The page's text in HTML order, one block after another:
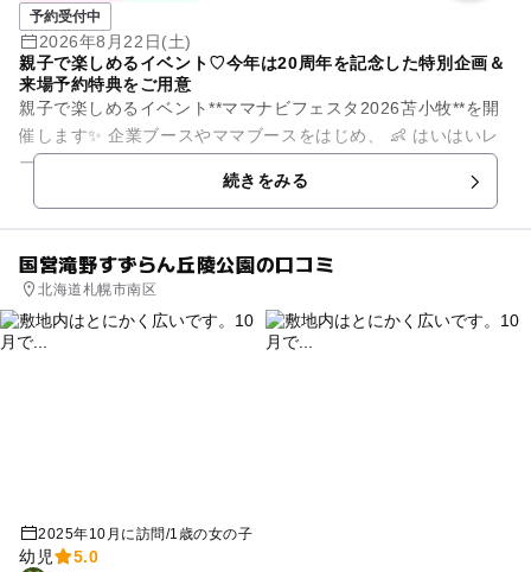
予約受付中
2026年8月22日(土)
親子で楽しめるイベント♡今年は20周年を記念した特別企画＆
来場予約特典をご用意
親子で楽しめるイベント**ママナビフェスタ2026苫小牧**を開
催します✨ 企業ブースやママブースをはじめ、 👶 はいはいレ
ース 👣 よちよちレース 🎯 スタンプラリー抽選会 ✊ じゃ...
続きをみる
国営滝野すずらん丘陵公園の口コミ
北海道札幌市南区
2025年10月に訪問/1歳の女の子
幼児 5.0